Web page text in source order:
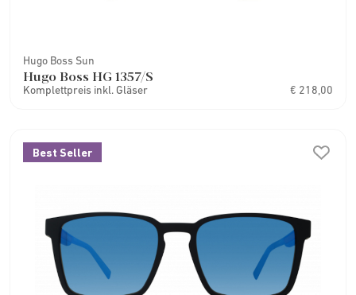
Hugo Boss Sun
Hugo Boss HG 1357/S
Komplettpreis inkl. Gläser € 218,00
Best Seller